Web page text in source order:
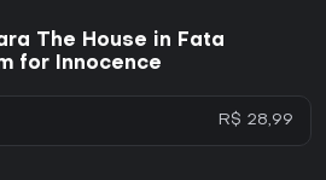
The House in Fata
for Innocence
R$ 28,99